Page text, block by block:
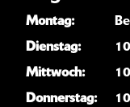
Montag:
Dienstag:
Mittwoch:
Donnerstag: